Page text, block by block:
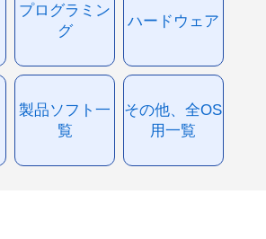
プログラミン
グ
ハードウェア
製品ソフト一
覧
その他、全OS
用一覧